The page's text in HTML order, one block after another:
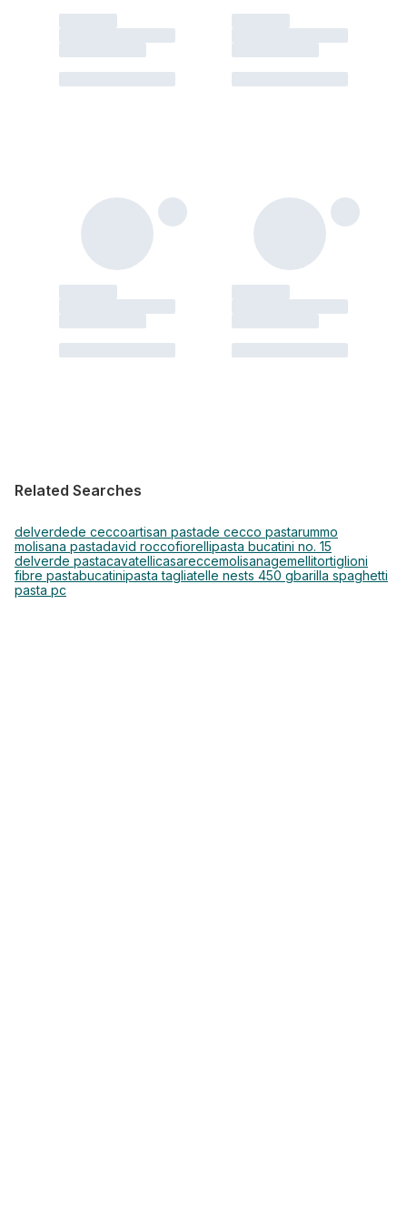
Related Searches
delverdede ceccoartisan pastade cecco pastarummo
molisana pastadavid roccofiorellipasta bucatini no. 15
delverde pastacavatellicasareccemolisanagemellitortiglioni
fibre pastabucatinipasta tagliatelle nests 450 gbarilla spaghetti
pasta pc